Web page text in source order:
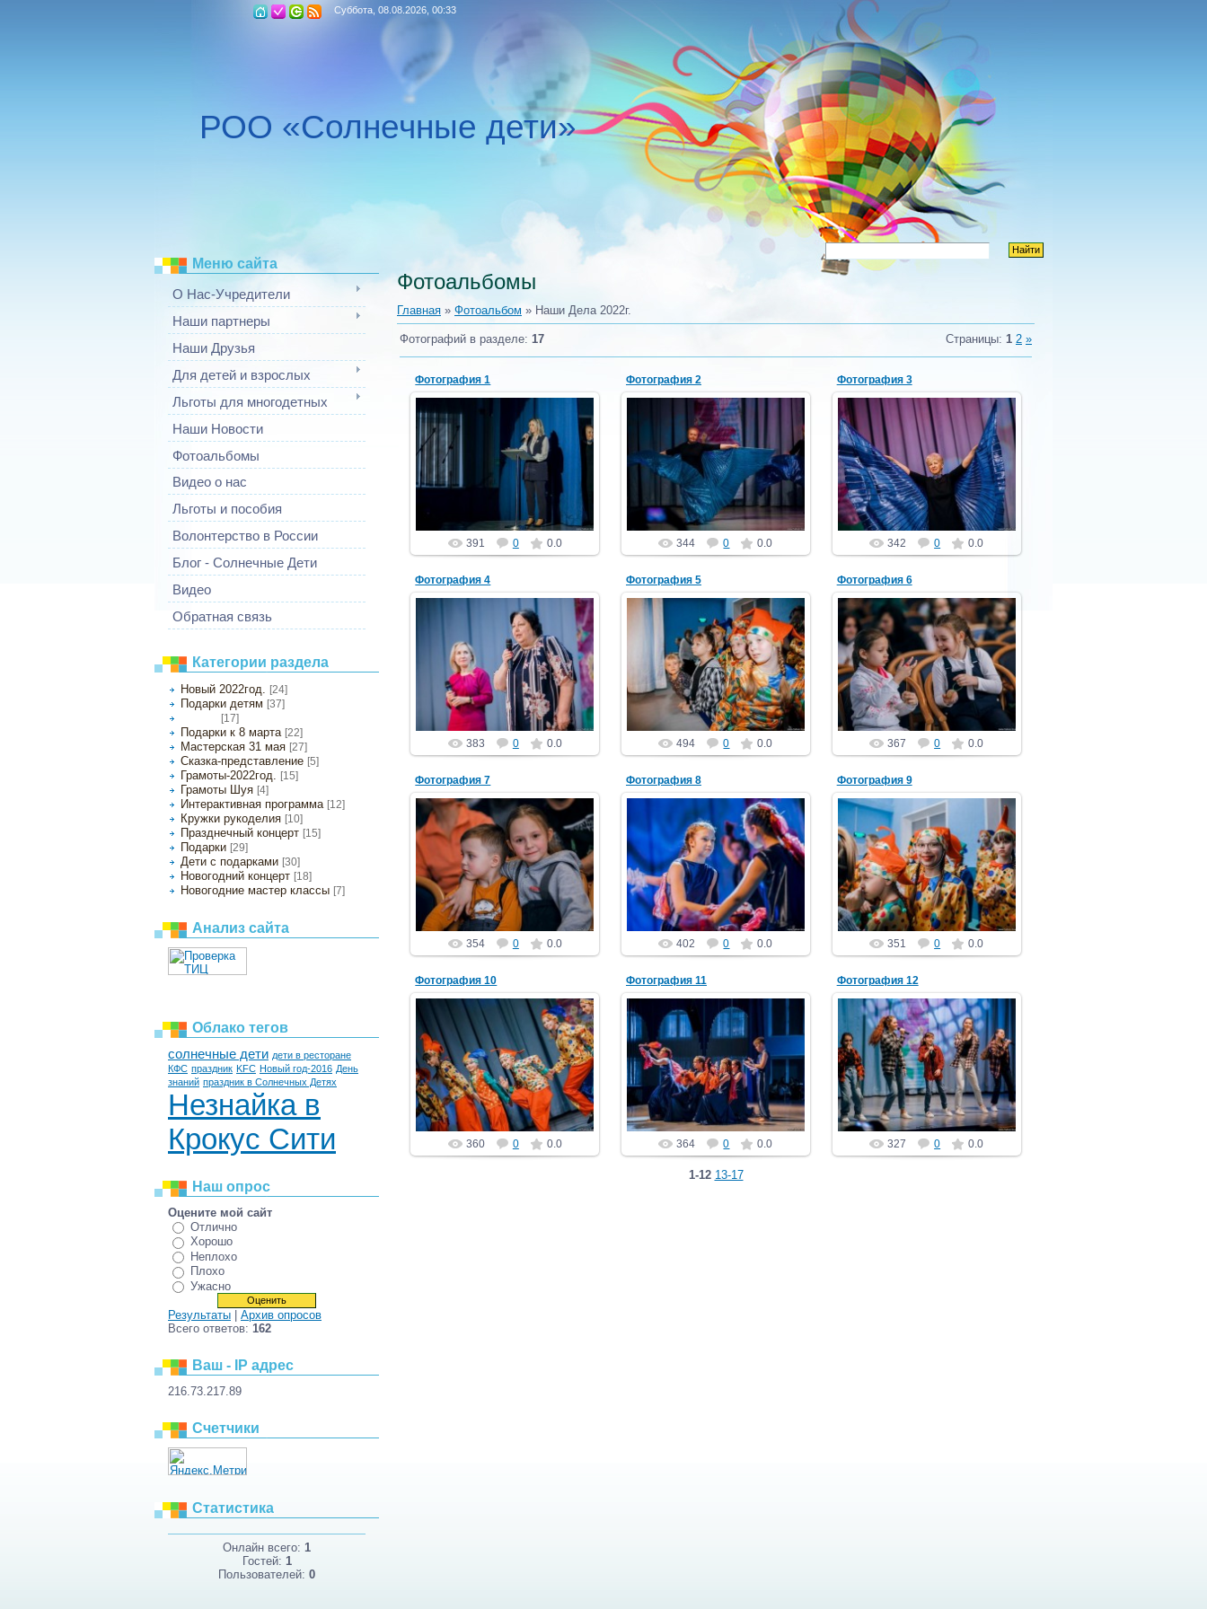
Суббота, 08.08.2026, 00:33
РОО «Солнечные дети»
Меню сайта
О Нас-Учредители
Наши партнеры
Наши Друзья
Для детей и взрослых
Льготы для многодетных
Наши Новости
Фотоальбомы
Видео о нас
Льготы и пособия
Волонтерство в России
Блог - Солнечные Дети
Видео
Обратная связь
Категории раздела
Новый 2022год. [24]
Подарки детям [37]
[17]
Подарки к 8 марта [22]
Мастерская 31 мая [27]
Сказка-представление [5]
Грамоты-2022год. [15]
Грамоты Шуя [4]
Интерактивная программа [12]
Кружки рукоделия [10]
Празднечный концерт [15]
Подарки [29]
Дети с подарками [30]
Новогодний концерт [18]
Новогодние мастер классы [7]
Анализ сайта
Облако тегов
солнечные дети дети в ресторане
КФС праздник KFC Новый год-2016 День
знаний праздник в Солнечных Детях
Незнайка в
Крокус Сити
Наш опрос
Оцените мой сайт
Отлично
Хорошо
Неплохо
Плохо
Ужасно
Результаты
Архив опросов
Всего ответов: 162
Ваш - IP адрес
216.73.217.89
Счетчики
Статистика
Онлайн всего: 1
Гостей: 1
Пользователей: 0
Фотоальбомы
Главная » Фотоальбом » Наши Дела 2022г.
Фотографий в разделе: 17 Страницы: 1 2 »
Фотография 1
01.05.2022
PGCh
391 0 0.0
Фотография 2
01.05.2022
PGCh
344 0 0.0
Фотография 3
01.05.2022
PGCh
342 0 0.0
Фотография 4
01.05.2022
PGCh
383 0 0.0
Фотография 5
01.05.2022
PGCh
494 0 0.0
Фотография 6
01.05.2022
PGCh
367 0 0.0
Фотография 7
01.05.2022
PGCh
354 0 0.0
Фотография 8
01.05.2022
PGCh
402 0 0.0
Фотография 9
01.05.2022
PGCh
351 0 0.0
Фотография 10
01.05.2022
PGCh
360 0 0.0
Фотография 11
01.05.2022
PGCh
364 0 0.0
Фотография 12
01.05.2022
PGCh
327 0 0.0
1-12 13-17